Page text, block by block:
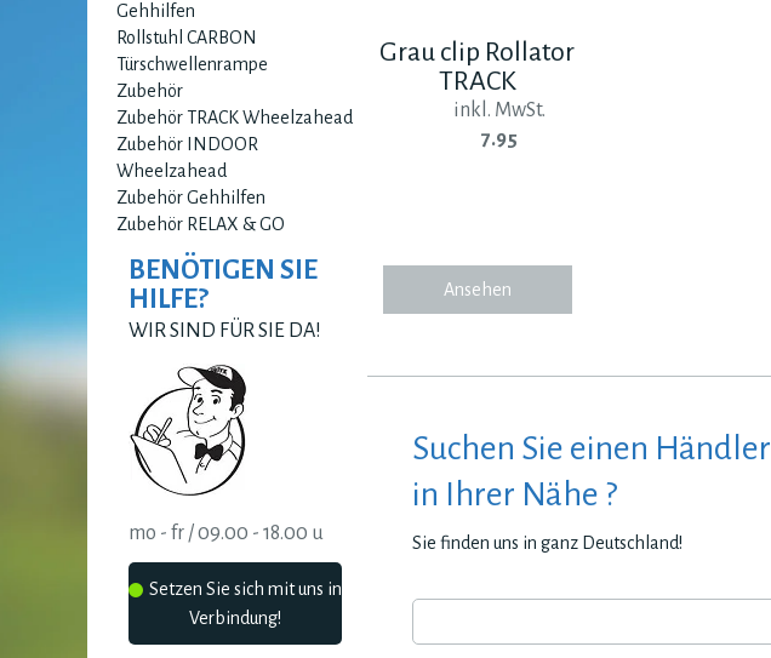
Gehhilfen
Rollstuhl CARBON
Türschwellenrampe
Zubehör
Zubehör TRACK Wheelzahead
Zubehör INDOOR
Wheelzahead
Zubehör Gehhilfen
Zubehör RELAX & GO
BENÖTIGEN SIE
HILFE?
WIR SIND FÜR SIE DA!
mo - fr / 09.00 - 18.00 u
Setzen Sie sich mit uns in
Verbindung!
Grau clip Rollator
TRACK
inkl. MwSt.
7.95
Ansehen
Suchen Sie einen Händler
in Ihrer Nähe ?
Sie finden uns in ganz Deutschland!